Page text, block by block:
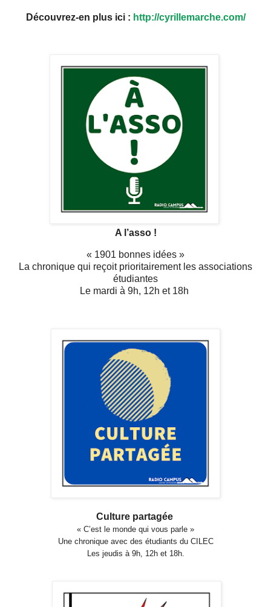
Découvrez-en plus ici : http://cyrillemarche.com/
A l’asso !
« 1901 bonnes idées »
La chronique qui reçoit prioritairement les associations
étudiantes
Le mardi à 9h, 12h et 18h
Culture partagée
« C’est le monde qui vous parle »
Une chronique avec des étudiants du CILEC
Les jeudis à 9h, 12h et 18h.